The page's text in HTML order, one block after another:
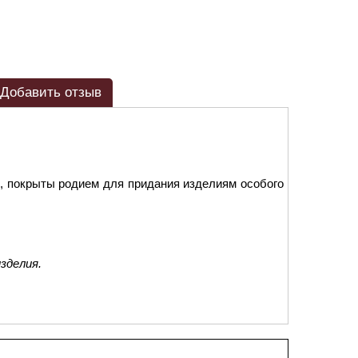
Добавить отзыв
родием для придания изделиям особого